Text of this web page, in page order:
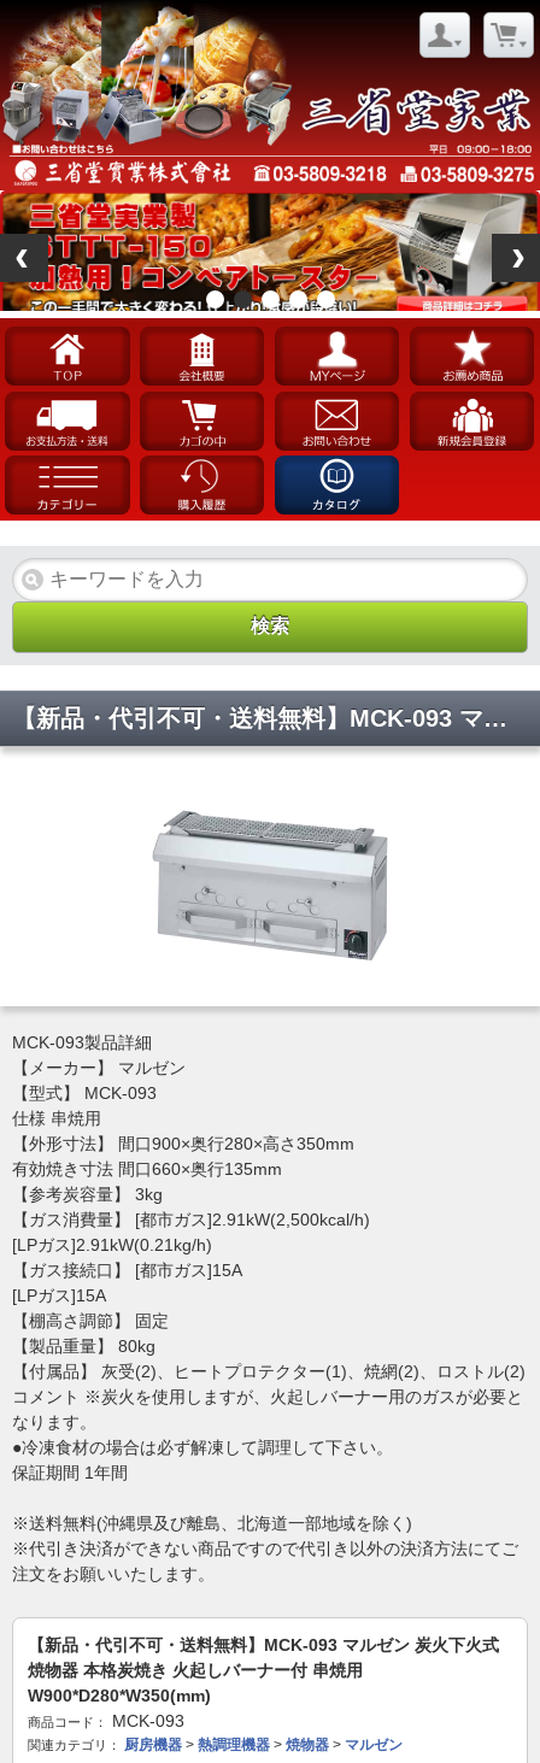
【新品・代引不可・送料無料】MCK-093 マルゼン 炭火下火式焼物器 本格炭焼き 火起しバーナー付 串焼用 W900*D280*W350(mm)
MCK-093製品詳細
【メーカー】 マルゼン
【型式】 MCK-093
仕様 串焼用
【外形寸法】 間口900×奥行280×高さ350mm
有効焼き寸法 間口660×奥行135mm
【参考炭容量】 3kg
【ガス消費量】 [都市ガス]2.91kW(2,500kcal/h)
[LPガス]2.91kW(0.21kg/h)
【ガス接続口】 [都市ガス]15A
[LPガス]15A
【棚高さ調節】 固定
【製品重量】 80kg
【付属品】 灰受(2)、ヒートプロテクター(1)、焼網(2)、ロストル(2)
コメント ※炭火を使用しますが、火起しバーナー用のガスが必要と
なります。
●冷凍食材の場合は必ず解凍して調理して下さい。
保証期間 1年間
※送料無料(沖縄県及び離島、北海道一部地域を除く)
※代引き決済ができない商品ですので代引き以外の決済方法にてご
注文をお願いいたします。
【新品・代引不可・送料無料】MCK-093 マルゼン 炭火下火式
焼物器 本格炭焼き 火起しバーナー付 串焼用
W900*D280*W350(mm)
商品コード： MCK-093
関連カテゴリ： 厨房機器 > 熱調理機器 > 焼物器 > マルゼン